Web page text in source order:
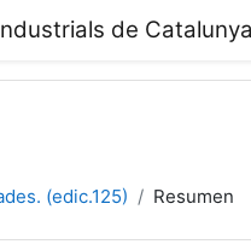
de Catalunya
(edic.125) Resumen